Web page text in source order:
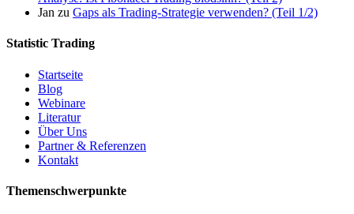
Jan zu Gaps als Trading-Strategie verwenden? (Teil 1/2)
Statistic Trading
Startseite
Blog
Webinare
Literatur
Über Uns
Partner & Referenzen
Kontakt
Themenschwerpunkte